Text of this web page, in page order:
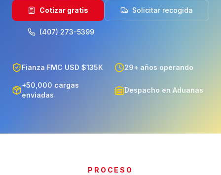
Cotizar gratis Solicitar recogida
(407) 273-5399
Fianza FMC USD $135K 29+ años operando
+50,000 cargas
enviadas
Despacho en Aduanas
PROCESO